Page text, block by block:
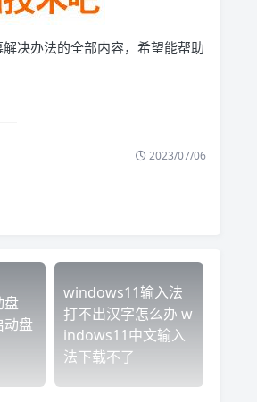
决办法的全部内容，希望能帮助
2023/07/06
盘
动盘
windows11输入法
打不出汉字怎么办 w
indows11中文输入
法下载不了